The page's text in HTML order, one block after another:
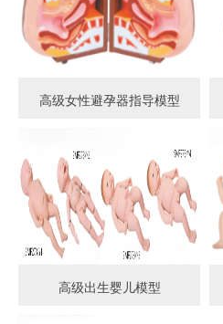
高级女性避孕器指导模型
高级出生婴儿模型